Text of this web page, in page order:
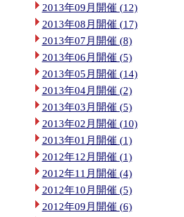
2013年09月開催 (12)
2013年08月開催 (17)
2013年07月開催 (8)
2013年06月開催 (5)
2013年05月開催 (14)
2013年04月開催 (2)
2013年03月開催 (5)
2013年02月開催 (10)
2013年01月開催 (1)
2012年12月開催 (1)
2012年11月開催 (4)
2012年10月開催 (5)
2012年09月開催 (6)